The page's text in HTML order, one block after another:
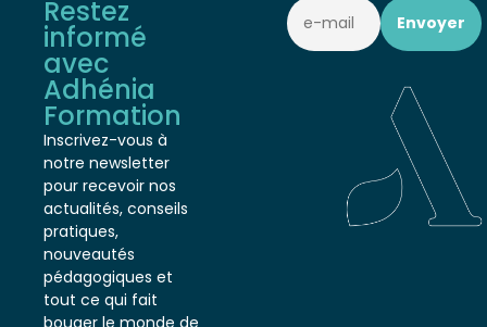
Restez
informé
avec
Adhénia
Formation
Inscrivez-vous à
notre newsletter
pour recevoir nos
actualités, conseils
pratiques,
nouveautés
pédagogiques et
tout ce qui fait